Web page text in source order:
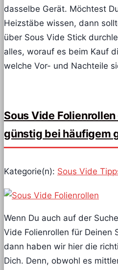
dasselbe Gerät. Möchtest
Heizstäbe wissen, dann
über Sous Vide Stick
alles, worauf es beim Kauf
welche Vor- und Nachteile
Sous Vide
günstig bei häufigem
Kategorie(n): Sous Vide
Wenn Du auch auf der
Vide Folienrollen für Deinen
dann haben wir hier die
Dich. Denn, obwohl es